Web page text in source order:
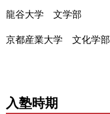
龍谷大学 文学部
京都産業大学 文化学部
入塾時期